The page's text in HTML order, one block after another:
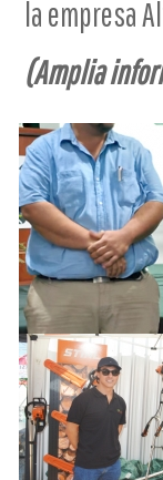
la empresa
(Amplia